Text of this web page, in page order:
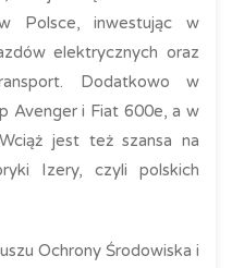
Polsce, inwestując w
elektrycznych oraz
Dodatkowo w
Avenger i Fiat 600e, a w
jest też szansa na
Izery, czyli polskich
Ochrony Środowiska i